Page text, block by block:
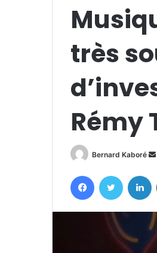
très
Rémy
Bernard Kaboré
FacebookTwitter